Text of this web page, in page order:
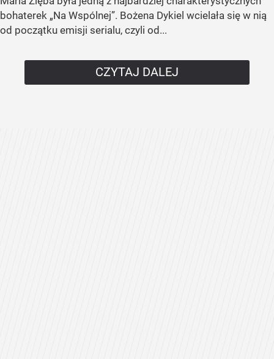
bohaterek „Na Wspólnej”. Bożena Dykiel wcielała się w nią
od początku emisji serialu, czyli od...
CZYTAJ DALEJ